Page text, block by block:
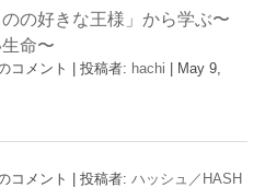
の好きな王様」から学ぶ〜
命〜
コメント |投稿者: hachi
May 9,
コメント |投稿者:ハッシュ／HASH